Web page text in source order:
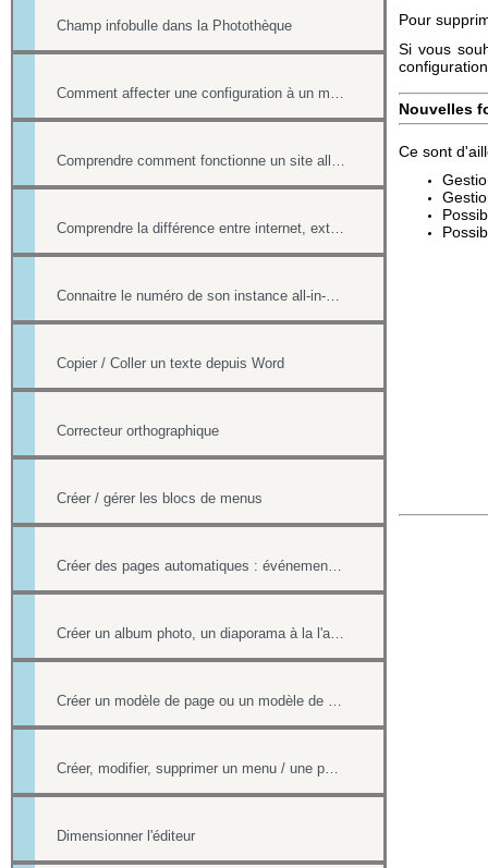
Champ infobulle dans la Photothèque
Copier / Coller un texte depuis Word
Correcteur orthographique
Créer / gérer les blocs de menus
Dimensionner l'éditeur
Pour
Si vous
Nouvelles
Ce sont